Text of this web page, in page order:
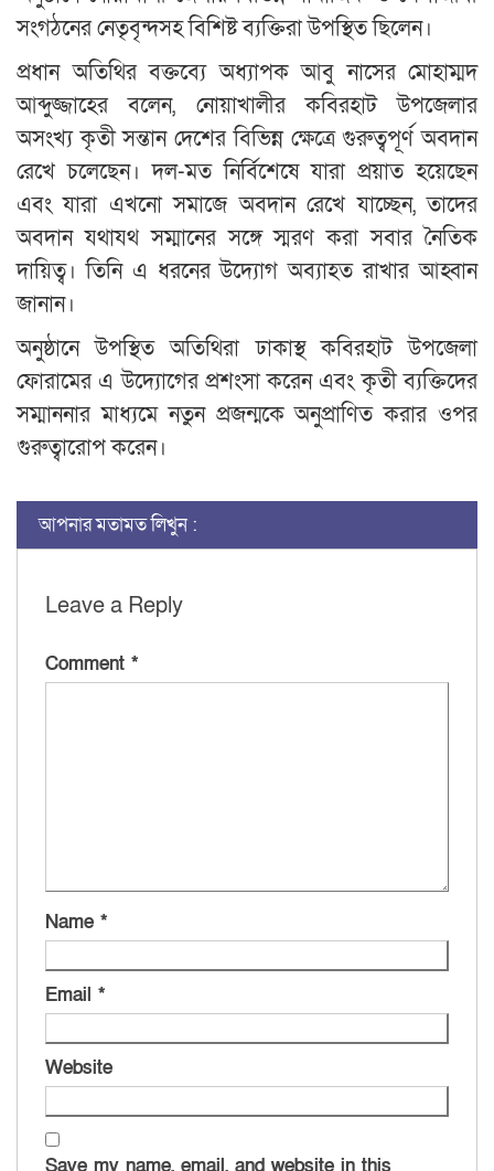
সংগঠনের নেতৃবৃন্দসহ বিশিষ্ট ব্যক্তিরা উপস্থিত ছিলেন।
প্রধান অতিথির বক্তব্যে অধ্যাপক আবু নাসের মোহাম্মদ
আব্দুজ্জাহের বলেন, নোয়াখালীর কবিরহাট উপজেলার
অসংখ্য কৃতী সন্তান দেশের বিভিন্ন ক্ষেত্রে গুরুত্বপূর্ণ অবদান
রেখে চলেছেন। দল-মত নির্বিশেষে যারা প্রয়াত হয়েছেন
এবং যারা এখনো সমাজে অবদান রেখে যাচ্ছেন, তাদের
অবদান যথাযথ সম্মানের সঙ্গে স্মরণ করা সবার নৈতিক
দায়িত্ব। তিনি এ ধরনের উদ্যোগ অব্যাহত রাখার আহ্বান
জানান।
অনুষ্ঠানে উপস্থিত অতিথিরা ঢাকাস্থ কবিরহাট উপজেলা
ফোরামের এ উদ্যোগের প্রশংসা করেন এবং কৃতী ব্যক্তিদের
সম্মাননার মাধ্যমে নতুন প্রজন্মকে অনুপ্রাণিত করার ওপর
গুরুত্বারোপ করেন।
আপনার মতামত লিখুন :
Leave a Reply
Comment *
Name *
Email *
Website
Save my name, email, and website in this